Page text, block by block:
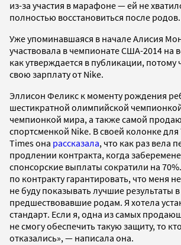
из-за участия в марафоне — ей не
полностью восстановиться после родов.
Уже упоминавшаяся в начале Алисия
участвовала в чемпионате США-2014 на
как утверждается в публикации, потому
свою зарплату от Nike.
Эллисон Феликс к моменту рождения
шестикратной олимпийской
чемпионкой мира, а также самой
спортсменкой Nike. В своей колонке для
Times она рассказала, что как раз вела
продлении контракта, когда
спонсорские выплаты сократили на
по контракту гарантировать, что меня
не буду показывать лучшие результаты
предшествовавшие родам. Я хотела
стандарт. Если я, одна из самых
не смогу обеспечить такую защиту, то
отказались», — написала она.